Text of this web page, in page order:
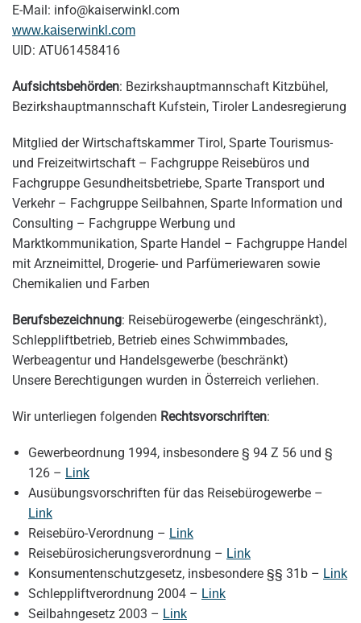
E-Mail: info@kaiserwinkl.com
www.kaiserwinkl.com
UID: ATU61458416
Aufsichtsbehörden: Bezirkshauptmannschaft Kitzbühel,
Bezirkshauptmannschaft Kufstein, Tiroler Landesregierung
Mitglied der Wirtschaftskammer Tirol, Sparte Tourismus-
und Freizeitwirtschaft – Fachgruppe Reisebüros und
Fachgruppe Gesundheitsbetriebe, Sparte Transport und
Verkehr – Fachgruppe Seilbahnen, Sparte Information und
Consulting – Fachgruppe Werbung und
Marktkommunikation, Sparte Handel – Fachgruppe Handel
mit Arzneimittel, Drogerie- und Parfümeriewaren sowie
Chemikalien und Farben
Berufsbezeichnung: Reisebürogewerbe (eingeschränkt),
Schleppliftbetrieb, Betrieb eines Schwimmbades,
Werbeagentur und Handelsgewerbe (beschränkt)
Unsere Berechtigungen wurden in Österreich verliehen.
Wir unterliegen folgenden Rechtsvorschriften:
Gewerbeordnung 1994, insbesondere § 94 Z 56 und §
126 – Link
Ausübungsvorschriften für das Reisebürogewerbe –
Link
Reisebüro-Verordnung – Link
Reisebürosicherungsverordnung – Link
Konsumentenschutzgesetz, insbesondere §§ 31b – Link
Schleppliftverordnung 2004 – Link
Seilbahngesetz 2003 – Link